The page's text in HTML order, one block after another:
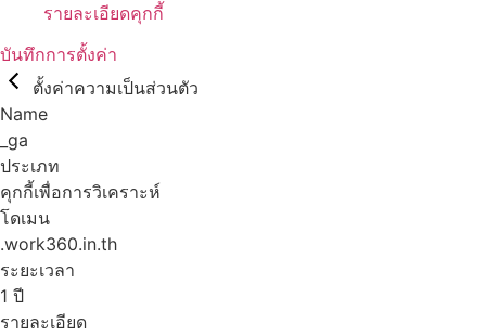
รายละเอียดคุกกี้
บันทึกการตั้งค่า
ตั้งค่าความเป็นส่วนตัว
Name
_ga
ประเภท
คุกกี้เพื่อการวิเคราะห์
โดเมน
.work360.in.th
ระยะเวลา
1 ปี
รายละเอียด